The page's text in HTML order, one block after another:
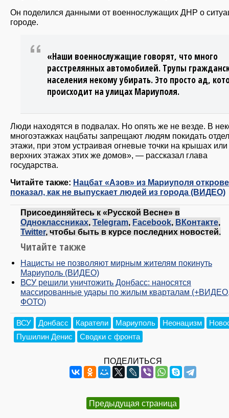
Он поделился данными от военнослужащих ДНР о
городе.
«Наши военнослужащие говорят, что много
расстрелянных автомобилей. Трупы
населения некому убирать. Это просто ад,
происходит на улицах Мариуполя.
Люди находятся в подвалах. Но опять же не везде. В
многоэтажках нацбаты запрещают людям покидать
этажи, при этом устраивая огневые точки на крышах
верхних этажах этих же домов», — рассказал глава
государства.
Читайте также: Нацбат «Азов» из Мариуполя
показал, как не выпускает людей из города (ВИДЕО)
Присоединяйтесь к «Русской Весне» в
Одноклассниках, Telegram, Facebook, ВКонтакте,
Twitter, чтобы быть в курсе последних новостей.
Читайте также
Нацисты не позволяют мирным жителям покинуть
Мариуполь (ВИДЕО)
ВСУ решили уничтожить Донбасс: наносятся
массированные удары по жилым кварталам
ФОТО)
ВСУ Донбасс Каратели Мариуполь Неонацизм
Пушилин Денис
Сводки с фронта
ПОДЕЛИТЬСЯ
Предыдущая страница